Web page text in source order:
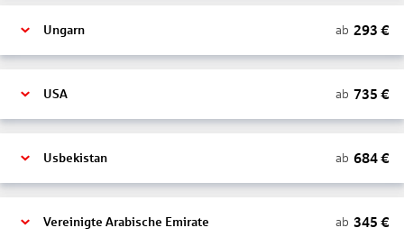
Ungarn ab 293 €
USA ab 735 €
Usbekistan ab 684€
Vereinigte Arabische Emirate ab 345 €